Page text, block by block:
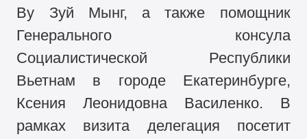
Ву Зуй Мынг, а также помощник
Генерального консула
Социалистической Республики
Вьетнам в городе Екатеринбурге,
Ксения Леонидовна Василенко. В
рамках визита делегация посетит